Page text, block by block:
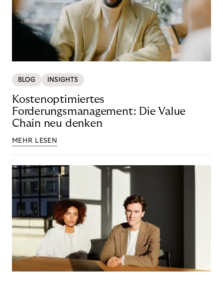
BLOG INSIGHTS
Kostenoptimiertes
Forderungsmanagement: Die Value
Chain neu denken
MEHR LESEN